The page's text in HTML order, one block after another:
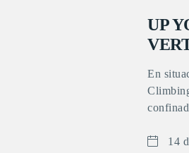
UP
En
14